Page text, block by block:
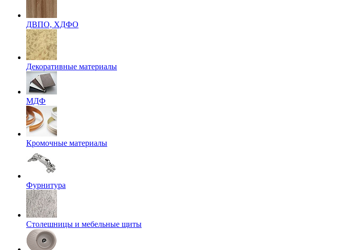
ДВПО, ХДФО
Декоративные материалы
МДФ
Кромочные материалы
Фурнитура
Столешницы и мебельные щиты